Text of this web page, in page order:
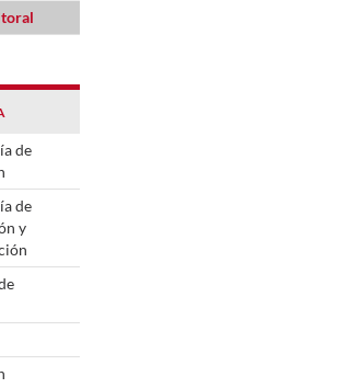
de
de
y